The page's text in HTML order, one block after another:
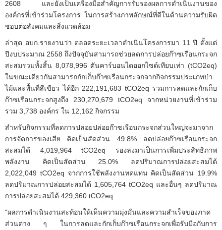
2608 และยังเป็นเครื่องมือสำคัญการรับรองผลการดำเนินงานของ
องค์กรที่เข้าร่วมโครงการ ในการสร้างภาพลักษณ์ที่ดีในด้านความรับผิด
ชอบต่อสังคมและสิ่งแวดล้อม
ล่าสุด อบก.รายงานว่า ตลอดระยะเวลาดำเนินโครงการมา 11 ปี ตั้งแต่
ปีงบประมาณ 2558 ถึงปัจจุบันสามารถช่วยลดการปล่อยก๊าซเรือนกระจก
สะสมรวมทั้งสิ้น 8,078,996 ตันคาร์บอนไดออกไซด์เทียบเท่า (tCO2eq)
ในขณะเดียวกันสามารถกักเก็บก๊าซเรือนกระจกจากกิจกรรมประเภทป่า
ไม้และพื้นที่สีเขียว ได้อีก 222,191,683 tCO2eq รวมการลดและกักเก็บ
ก๊าซเรือนกระจกสูงถึง 230,270,679 tCO2eq จากหน่วยงานที่เข้าร่วม
รวม 3,738 องค์กร ใน 12,162 กิจกรรม
สำหรับกิจกรรมที่ลดการปล่อยปล่อยก๊าซเรือนกระจกส่วนใหญ่จะมาจาก
การจัดการของเสีย คิดเป็นสัดส่วน 49.8% ลดปล่อยก๊าซเรือนกระจก
สะสมได้ 4,019,964 tCO2eq รองลงมาเป็นการเพิ่มประสิทธิภาพ
พลังงาน คิดเป็นสัดส่วน 25.0% ลดปริมาณการปล่อยสะสมได้
2,022,049 tCO2eq จากการใช้พลังงานทดแทน คิดเป็นสัดส่วน 19.9%
ลดปริมาณการปล่อยสะสมได้ 1,605,764 tCO2eq และอื่นๆ ลดปริมาณ
การปล่อยสะสมได้ 429,360 tCO2eq
"ผลการดำเนินงานสะท้อนให้เห็นความมุ่งมั่นและความสำเร็จของภาค
ส่วนต่าง ๆ ในการลดและกักเก็บก๊าซเรือนกระจกเพื่อรับมือกับการ